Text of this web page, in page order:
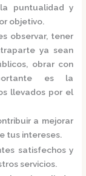
puntualidad y
objetivo.
observar, tener
ya sean
obrar con
es la
llevados por el
a mejorar
tus intereses.
satisfechos y
servicios.